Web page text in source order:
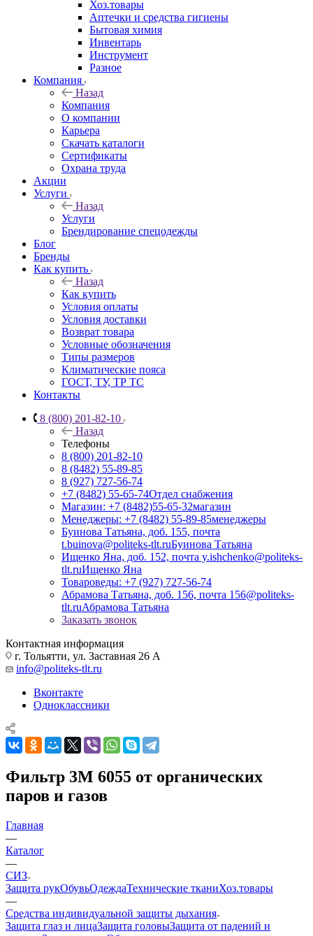
Хоз.товары
Аптечки и средства гигиены
Бытовая химия
Инвентарь
Инструмент
Разное
Компания
Назад
Компания
О компании
Карьера
Cкачать каталоги
Сертификаты
Охрана труда
Акции
Услуги
Назад
Услуги
Брендирование спецодежды
Блог
Бренды
Как купить
Назад
Как купить
Условия оплаты
Условия доставки
Возврат товара
Условные обозначения
Типы размеров
Климатические пояса
ГОСТ, ТУ, ТР ТС
Контакты
8 (800) 201-82-10
Назад
Телефоны
8 (800) 201-82-10
8 (8482) 55-89-85
8 (927) 727-56-74
+7 (8482) 55-65-74Отдел снабжения
Магазин: +7 (8482)55-65-32магазин
Менеджеры: +7 (8482) 55-89-85менеджеры
Буинова Татьяна, доб. 155, почта
t.buinova@politeks-tlt.ruБуинова Татьяна
Ищенко Яна, доб. 152, почта y.ishchenko@politeks-
tlt.ruИщенко Яна
Товароведы: +7 (927) 727-56-74
Абрамова Татьяна, доб. 156, почта 156@politeks-
tlt.ruАбрамова Татьяна
Заказать звонок
Контактная информация
г. Тольятти, ул. Заставная 26 А
info@politeks-tlt.ru
Вконтакте
Одноклассники
Фильтр 3М 6055 от органических
паров и газов
Главная
—
Каталог
—
СИЗ
Защита рукОбувьОдеждаТехнические тканиХоз.товары
—
Средства индивидуальной защиты дыхания
Защита глаз и лицаЗащита головыЗащита от падений и